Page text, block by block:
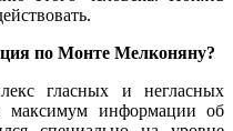
по Монте Мелконяну?
гласных и негласных
максимум информации об